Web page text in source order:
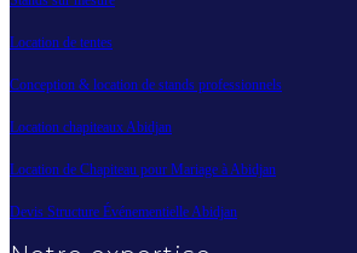
Location de tentes
Conception & location de stands professionnels
Location chapiteaux Abidjan
Location de Chapiteau pour Mariage à Abidjan
Devis Structure Événementielle Abidjan